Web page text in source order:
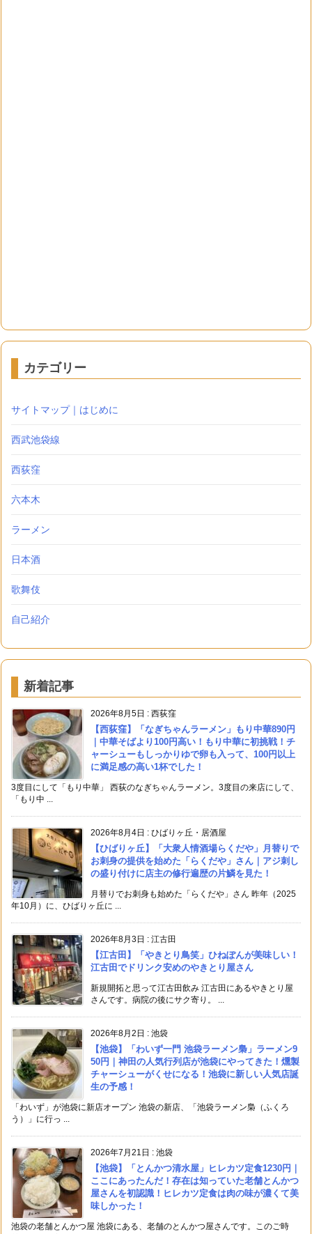
カテゴリー
サイトマップ｜はじめに
西武池袋線
西荻窪
六本木
ラーメン
日本酒
歌舞伎
自己紹介
新着記事
2026年8月5日 : 西荻窪
【西荻窪】「なぎちゃんラーメン」もり中華890円
｜中華そばより100円高い！もり中華に初挑戦！チ
ャーシューもしっかりゆで卵も入って、100円以上
に満足感の高い1杯でした！
3度目にして「もり中華」 西荻のなぎちゃんラーメン。3度目の来店にして、
「もり中 ...
2026年8月4日 : ひばりヶ丘・居酒屋
【ひばりヶ丘】「大衆人情酒場らくだや」月替りで
お刺身の提供を始めた「らくだや」さん｜アジ刺し
の盛り付けに店主の修行遍歴の片鱗を見た！
月替りでお刺身も始めた「らくだや」さん 昨年（2025
年10月）に、ひばりヶ丘に ...
2026年8月3日 : 江古田
【江古田】「やきとり鳥笑」ひねぽんが美味しい！
江古田でドリンク安めのやきとり屋さん
新規開拓と思って江古田飲み 江古田にあるやきとり屋
さんです。病院の後にサク寄り。 ...
2026年8月2日 : 池袋
【池袋】「わいず一門 池袋ラーメン梟」ラーメン9
50円｜神田の人気行列店が池袋にやってきた！燻製
チャーシューがくせになる！池袋に新しい人気店誕
生の予感！
「わいず」が池袋に新店オープン 池袋の新店、「池袋ラーメン梟（ふくろ
う）」に行っ ...
2026年7月21日 : 池袋
【池袋】「とんかつ清水屋」ヒレカツ定食1230円｜
ここにあったんだ！存在は知っていた老舗とんかつ
屋さんを初認識！ヒレカツ定食は肉の味が濃くて美
味しかった！
池袋の老舗とんかつ屋 池袋にある、老舗のとんかつ屋さんです。このご時